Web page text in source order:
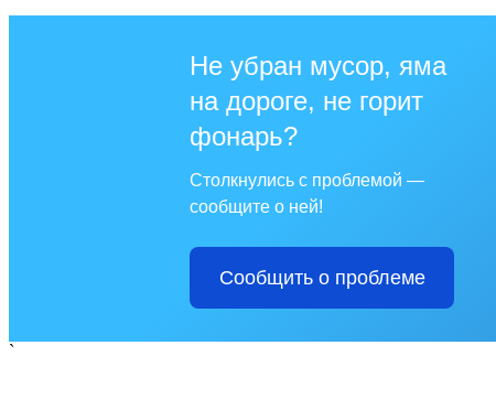
Не убран мусор, яма
на дороге, не горит
фонарь?
Столкнулись с проблемой —
сообщите о ней!
Сообщить о проблеме
`